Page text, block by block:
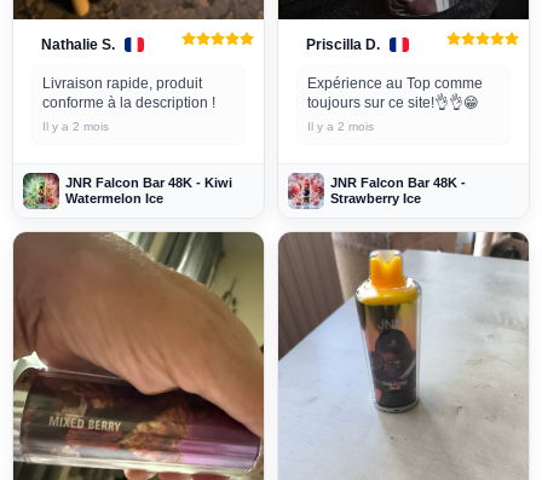
Nathalie S.
Livraison rapide, produit
conforme à la description !
Il y a 2 mois
JNR Falcon Bar 48K - Kiwi
Watermelon Ice
Priscilla D.
Expérience au Top comme
toujours sur ce site!👌👌😁
Il y a 2 mois
JNR Falcon Bar 48K -
Strawberry Ice